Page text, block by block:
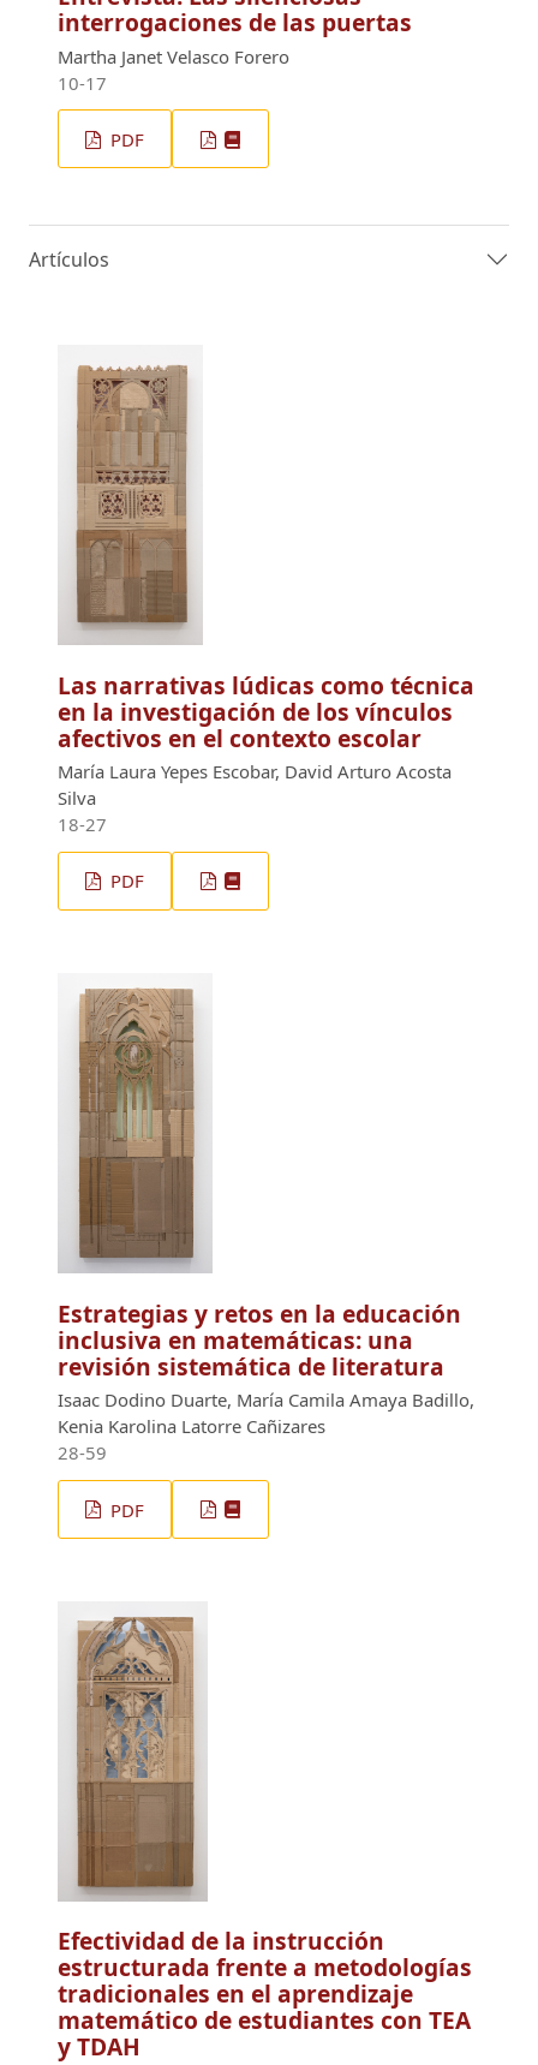
interrogaciones de las puertas
Martha Janet Velasco Forero
10-17
PDF
Artículos
Las narrativas lúdicas como técnica
en la investigación de los vínculos
afectivos en el contexto escolar
María Laura Yepes Escobar, David Arturo Acosta
Silva
18-27
PDF
Estrategias y retos en la educación
inclusiva en matemáticas: una
revisión sistemática de literatura
Isaac Dodino Duarte, María Camila Amaya Badillo,
Kenia Karolina Latorre Cañizares
28-59
PDF
Efectividad de la instrucción
estructurada frente a metodologías
tradicionales en el aprendizaje
matemático de estudiantes con TEA
y TDAH